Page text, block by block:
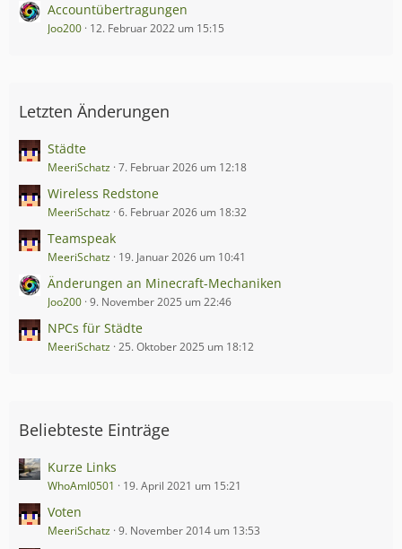
Accountübertragungen
Joo200 12. Februar 2022 um 15:15
Letzten Änderungen
Städte
MeeriSchatz 7. Februar 2026 um 12:18
Wireless Redstone
MeeriSchatz 6. Februar 2026 um 18:32
Teamspeak
MeeriSchatz 19. Januar 2026 um 10:41
Änderungen an Minecraft-Mechaniken
Joo200 9. November 2025 um 22:46
NPCs für Städte
MeeriSchatz 25. Oktober 2025 um 18:12
Beliebteste Einträge
Kurze Links
WhoAmI0501 19. April 2021 um 15:21
Voten
MeeriSchatz 9. November 2014 um 13:53